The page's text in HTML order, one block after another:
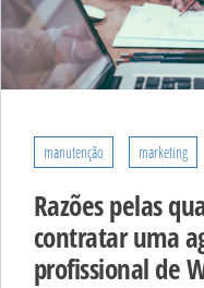
manutenção marketing
Razões pelas
contratar uma
profissional de